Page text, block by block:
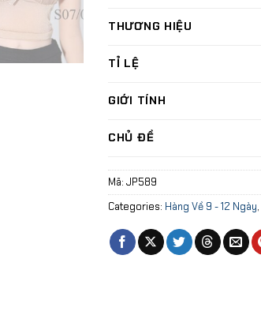
THƯƠNG HIỆU
TỈ LỆ
GIỚI TÍNH
CHỦ ĐỀ
Mã: JP589
Categories: Hàng Về 9 - 12 Ngày,